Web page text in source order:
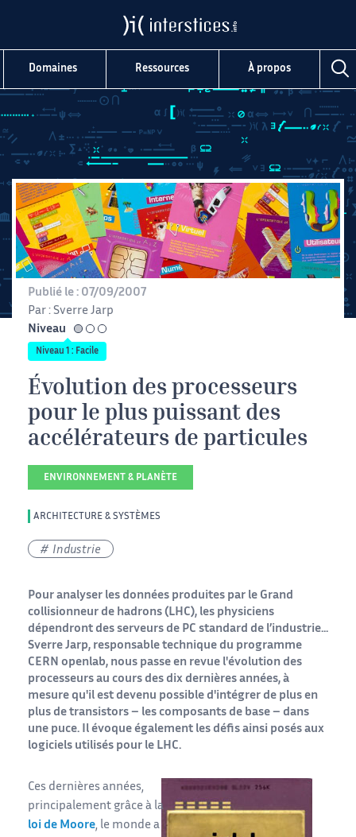
Domaines Ressources À propos
Publié le : 07/09/2007
Par : Sverre Jarp
Niveau
facile
Niveau 1 : Facile
Évolution des processeurs
pour le plus puissant des
accélérateurs de particules
ENVIRONNEMENT & PLANÈTE
ARCHITECTURE & SYSTÈMES
Industrie
Pour analyser les données produites par le Grand
collisionneur de hadrons (LHC), les physiciens
dépendront des serveurs de PC standard de l’industrie...
Sverre Jarp, responsable technique du programme
CERN openlab, nous passe en revue l'évolution des
processeurs au cours des dix dernières années, à
mesure qu'il est devenu possible d'intégrer de plus en
plus de transistors – les composants de base – dans
une puce. Il évoque également les défis ainsi posés aux
logiciels utilisés pour le LHC.
Ces dernières années,
principalement grâce à la
loi de Moore, le monde a